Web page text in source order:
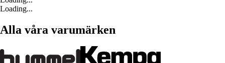
Loading...
Alla våra varumärken